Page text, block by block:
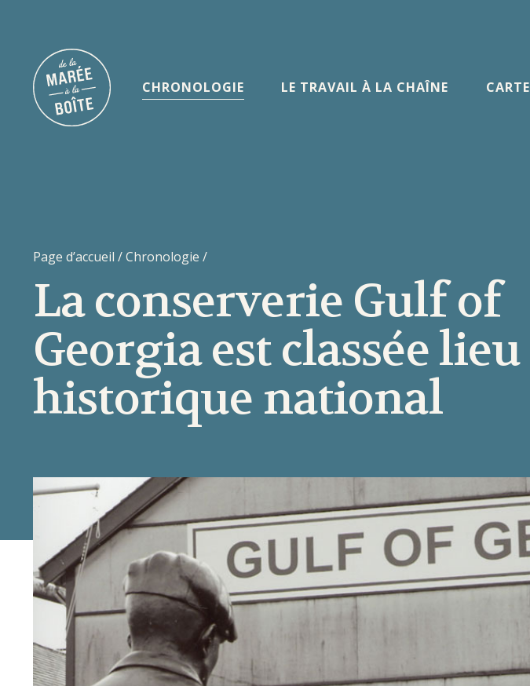
CHRONOLOGIE LE TRAVAIL À LA CHAÎNE CARTE
Page d’accueil /Chronologie /
La conserverie Gulf of
Georgia est classée lieu
historique national